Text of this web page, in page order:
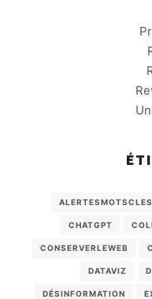
ALERTESMOTSCLES
CHATGPT
CONSERVERLEWEB
DATAVIZ
DÉSINFORMATION